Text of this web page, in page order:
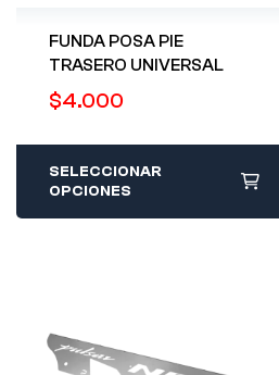
FUNDA POSA PIE
TRASERO UNIVERSAL
$4.000
SELECCIONAR
OPCIONES